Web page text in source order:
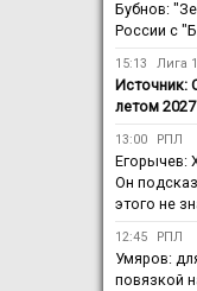
Бубнов:
России с
15:13 Лига 1
Источник:
летом
13:00 РПЛ
Егорычев:
Он
этого не
12:45 РПЛ
Умяров:
повязкой